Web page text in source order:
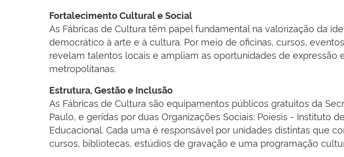
Fortalecimento Cultural e Social
As Fábricas de Cultura têm papel fundamental na valorização da
democrático à arte e à cultura. Por meio de oficinas, cursos,
revelam talentos locais e ampliam as oportunidades de
metropolitanas.
Estrutura, Gestão e Inclusão
As Fábricas de Cultura são equipamentos públicos gratuitos da
Paulo, e geridas por duas Organizações Sociais: Poiesis - Instituto
Educacional. Cada uma é responsável por unidades distintas que
cursos, bibliotecas, estúdios de gravação e uma programação